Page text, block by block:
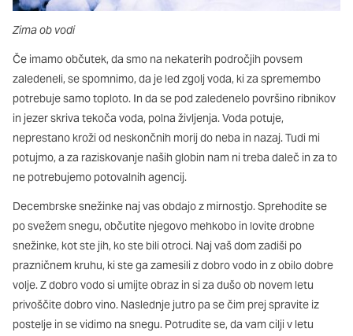
Zima ob vodi
Če imamo občutek, da smo na nekaterih področjih povsem
zaledeneli, se spomnimo, da je led zgolj voda, ki za spremembo
potrebuje samo toploto. In da se pod zaledenelo površino ribnikov
in jezer skriva tekoča voda, polna življenja. Voda potuje,
neprestano kroži od neskončnih morij do neba in nazaj. Tudi mi
potujmo, a za raziskovanje naših globin nam ni treba daleč in za to
ne potrebujemo potovalnih agencij.
Decembrske snežinke naj vas obdajo z mirnostjo. Sprehodite se
po svežem snegu, občutite njegovo mehkobo in lovite drobne
snežinke, kot ste jih, ko ste bili otroci. Naj vaš dom zadiši po
prazničnem kruhu, ki ste ga zamesili z dobro vodo in z obilo dobre
volje. Z dobro vodo si umijte obraz in si za dušo ob novem letu
privoščite dobro vino. Naslednje jutro pa se čim prej spravite iz
postelje in se vidimo na snegu. Potrudite se, da vam cilji v letu
DOVOLI VSE